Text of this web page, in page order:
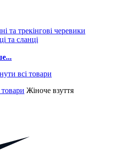
та трекінгові черевики
та сланці
Жіноче взуття